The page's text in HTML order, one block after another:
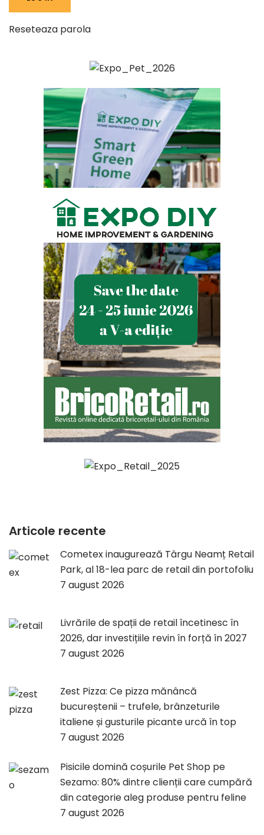
Reseteaza parola
Articole recente
Cometex inaugurează Târgu Neamț Retail
Park, al 18-lea parc de retail din portofoliu
7 august 2026
Livrările de spații de retail încetinesc în
2026, dar investițiile revin în forță în 2027
7 august 2026
Zest Pizza: Ce pizza mănâncă
bucureștenii – trufele, brânzeturile
italiene și gusturile picante urcă în top
7 august 2026
Pisicile domină coșurile Pet Shop pe
Sezamo: 80% dintre clienții care cumpără
din categorie aleg produse pentru feline
7 august 2026